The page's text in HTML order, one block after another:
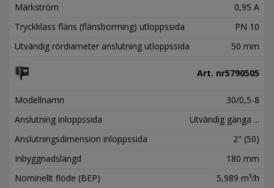
Märkström
0,95 A
Tryckklass fläns (flänsborrning) utloppssida
PN 10
Utvändig rördiameter anslutning utloppssida
50 mm
Art. nr5790505
Modellnamn
30/0,5-8
Anslutning inloppssida
Utvändig gänga ...
Anslutningsdimension inloppssida
2" (50)
Inbyggnadslängd
180 mm
Nominellt flöde (BEP)
5,989 m³/h